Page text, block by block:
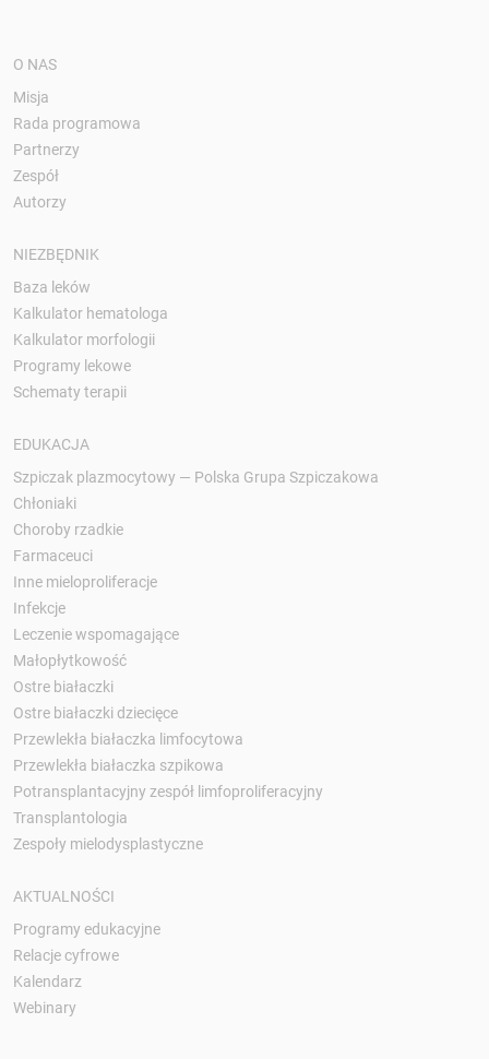
O NAS
Misja
Rada programowa
Partnerzy
Zespół
Autorzy
NIEZBĘDNIK
Baza leków
Kalkulator hematologa
Kalkulator morfologii
Programy lekowe
Schematy terapii
EDUKACJA
Szpiczak plazmocytowy — Polska Grupa Szpiczakowa
Chłoniaki
Choroby rzadkie
Farmaceuci
Inne mieloproliferacje
Infekcje
Leczenie wspomagające
Małopłytkowość
Ostre białaczki
Ostre białaczki dziecięce
Przewlekła białaczka limfocytowa
Przewlekła białaczka szpikowa
Potransplantacyjny zespół limfoproliferacyjny
Transplantologia
Zespoły mielodysplastyczne
AKTUALNOŚCI
Programy edukacyjne
Relacje cyfrowe
Kalendarz
Webinary